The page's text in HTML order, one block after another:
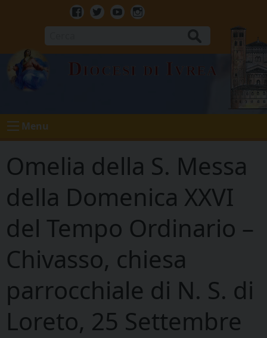
Facebook
TwitterYoutubeInstagram
Diocesi di Ivrea
Menu
Omelia della S. Messa
della Domenica XXVI
del Tempo Ordinario –
Chivasso, chiesa
parrocchiale di N. S. di
Loreto, 25 Settembre